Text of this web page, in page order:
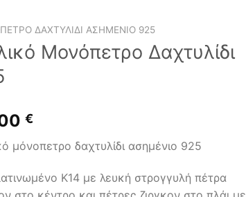
ΔΑΧΤΥΛΊΔΙ ΑΣΗΜΈΝΙΟ 925
Μονόπετρο Δαχτυλίδι
€
μόνοπετρο δαχτυλίδι ασημένιο 925
Κ14 με λευκή στρογγυλή πέτρα